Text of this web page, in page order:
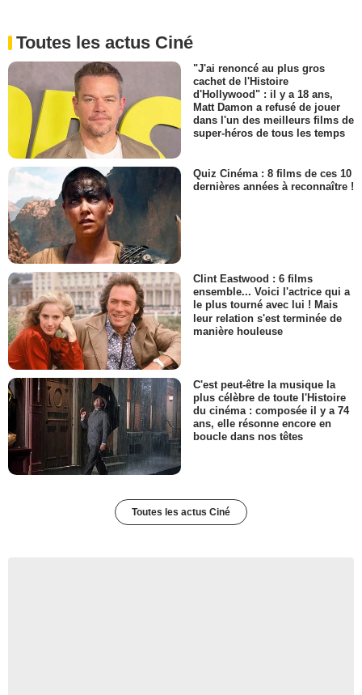
Toutes les actus Ciné
"J'ai renoncé au plus gros
cachet de l'Histoire
d'Hollywood" : il y a 18 ans,
Matt Damon a refusé de jouer
dans l'un des meilleurs films de
super-héros de tous les temps
Quiz Cinéma : 8 films de ces 10
dernières années à reconnaître !
Clint Eastwood : 6 films
ensemble... Voici l'actrice qui a
le plus tourné avec lui ! Mais
leur relation s'est terminée de
manière houleuse
C'est peut-être la musique la
plus célèbre de toute l'Histoire
du cinéma : composée il y a 74
ans, elle résonne encore en
boucle dans nos têtes
Toutes les actus Ciné